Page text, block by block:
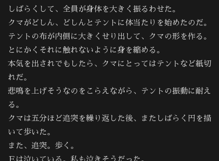
しばらくして、全員が身体を大きく振るわせた。
クマがどしん、どしんとテントに体当たりを始めたのだ。
テントの布が内側に大きくせり出して、クマの形を作る。
とにかくそれに触れないように身を縮める。
本気を出されでもしたら、クマにとってはテントなど紙切
れだ。
悲鳴を上げそうなのをこらえながら、テントの振動に耐え
る。
クマは五分ほど追突を繰り返した後、またしばらく円を描
いて歩いた。
また、追突。歩く。